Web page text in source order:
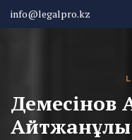
info@legalpro.kz
Демесінов
Айтжанұлы